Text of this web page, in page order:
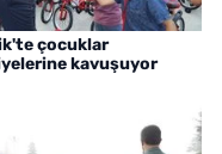
çocuklar
kavuşuyor